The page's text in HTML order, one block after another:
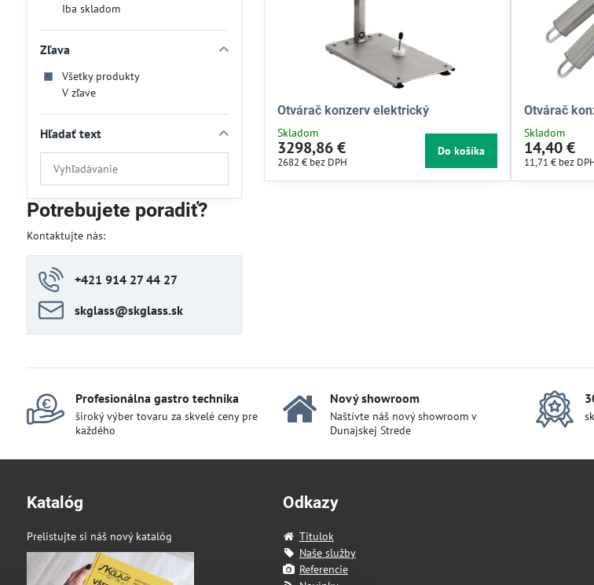
Otvárač konzerv elektrický
Skladom
3298,86 €
2682 € bez DPH
Do košíka
Otvárač
Skladom
14,40 €
11,71 € bez
Iba skladom
Zľava
Všetky produkty
V zľave
Hľadať text
Prehľadať
výsledky
filtra
fulltextom
Potrebujete poradiť?
Kontaktujte nás:
+421 914 27 44 27
skglass​@skglass​.sk
Profesionálna gastro technika
široký výber tovaru za skvelé ceny pre
každého
Nový showroom
Naštívte náš nový showroom v
Dunajskej Strede
Katalóg
Prelistujte si náš nový katalóg
Odkazy
Titulok
Naše služby
Referencie